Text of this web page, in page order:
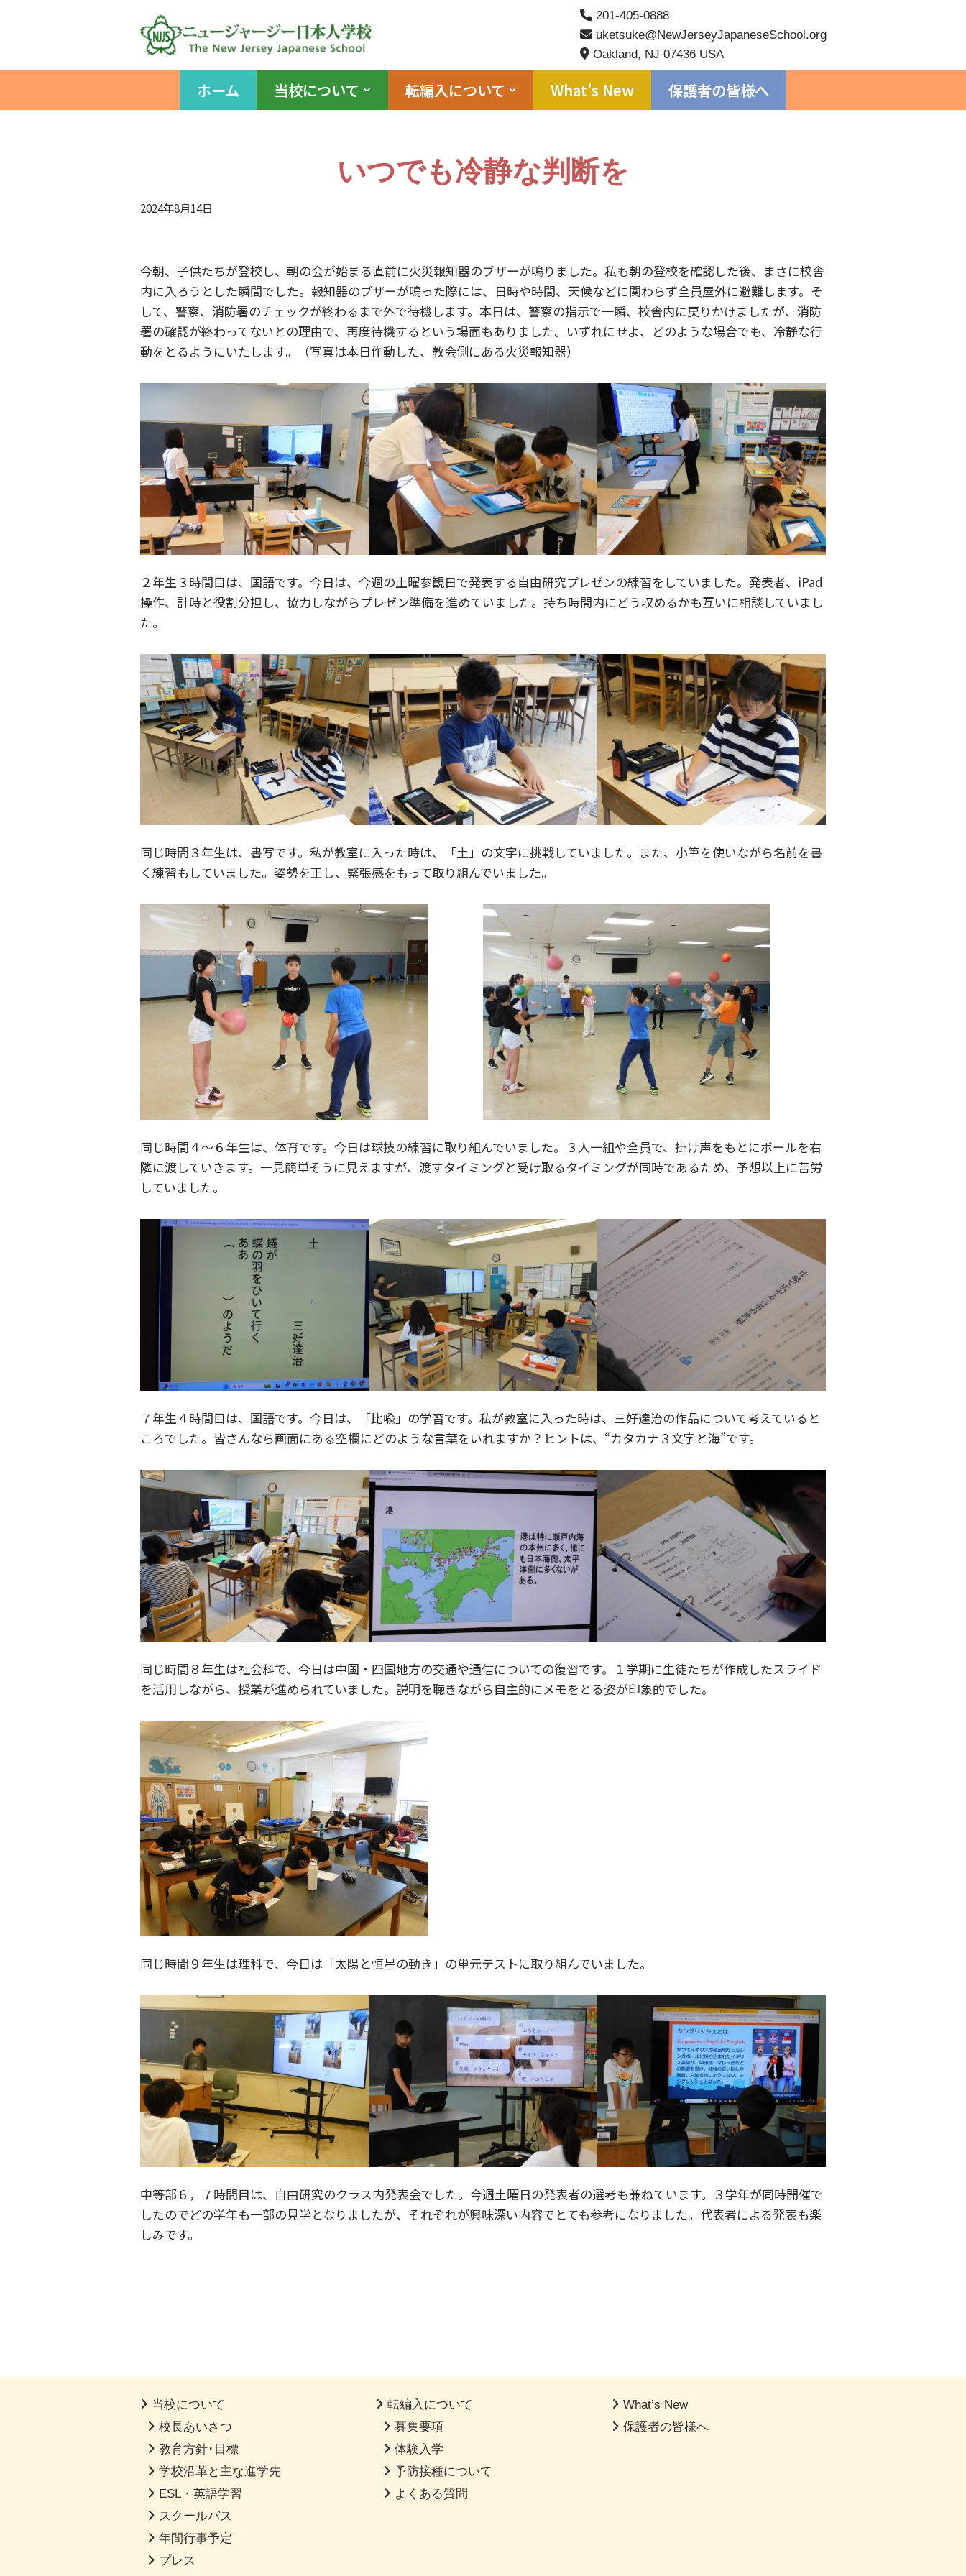
201-405-0888
uketsuke@NewJerseyJapaneseSchool.org
Oakland, NJ 07436 USA
ホーム 当校について 転編入について What’s New 保護者の皆様へ
いつでも冷静な判断を
2024年8月14日
今朝、子供たちが登校し、朝の会が始まる直前に火災報知器のブザーが鳴りました。私も朝の登校を確認した後、まさに校舎
内に入ろうとした瞬間でした。報知器のブザーが鳴った際には、日時や時間、天候などに関わらず全員屋外に避難します。そ
して、警察、消防署のチェックが終わるまで外で待機します。本日は、警察の指示で一瞬、校舎内に戻りかけましたが、消防
署の確認が終わってないとの理由で、再度待機するという場面もありました。いずれにせよ、どのような場合でも、冷静な行
動をとるようにいたします。（写真は本日作動した、教会側にある火災報知器）
２年生３時間目は、国語です。今日は、今週の土曜参観日で発表する自由研究プレゼンの練習をしていました。発表者、iPad
操作、計時と役割分担し、協力しながらプレゼン準備を進めていました。持ち時間内にどう収めるかも互いに相談していまし
た。
同じ時間３年生は、書写です。私が教室に入った時は、「土」の文字に挑戦していました。また、小筆を使いながら名前を書
く練習もしていました。姿勢を正し、緊張感をもって取り組んでいました。
同じ時間４～６年生は、体育です。今日は球技の練習に取り組んでいました。３人一組や全員で、掛け声をもとにボールを右
隣に渡していきます。一見簡単そうに見えますが、渡すタイミングと受け取るタイミングが同時であるため、予想以上に苦労
していました。
７年生４時間目は、国語です。今日は、「比喩」の学習です。私が教室に入った時は、三好達治の作品について考えていると
ころでした。皆さんなら画面にある空欄にどのような言葉をいれますか？ヒントは、“カタカナ３文字と海”です。
同じ時間８年生は社会科で、今日は中国・四国地方の交通や通信についての復習です。１学期に生徒たちが作成したスライド
を活用しながら、授業が進められていました。説明を聴きながら自主的にメモをとる姿が印象的でした。
同じ時間９年生は理科で、今日は「太陽と恒星の動き」の単元テストに取り組んでいました。
中等部６，７時間目は、自由研究のクラス内発表会でした。今週土曜日の発表者の選考も兼ねています。３学年が同時開催で
したのでどの学年も一部の見学となりましたが、それぞれが興味深い内容でとても参考になりました。代表者による発表も楽
しみです。
当校について
校長あいさつ
教育方針･目標
学校沿革と主な進学先
ESL・英語学習
スクールバス
年間行事予定
プレス
転編入について
募集要項
体験入学
予防接種について
よくある質問
What’s New
保護者の皆様へ